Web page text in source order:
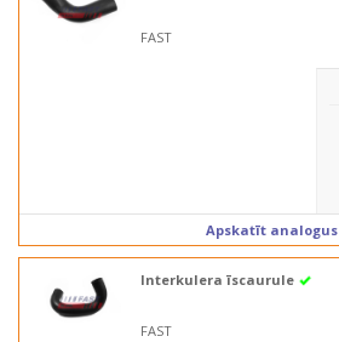
FAST
Apskatīt analogus
Interkulera īscaurule
FAST